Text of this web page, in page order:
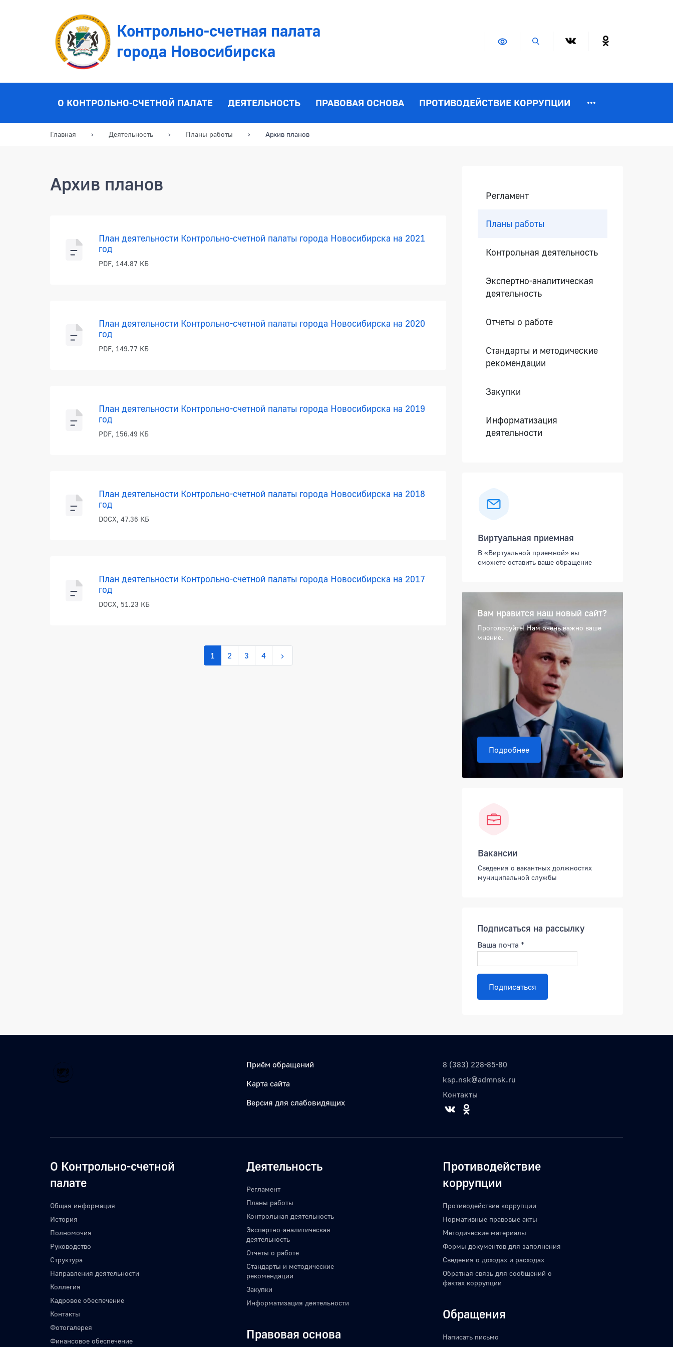
Контрольно-счетная палата
города Новосибирска
Версия для слабовидящих
Поиск по сайту
О КОНТРОЛЬНО-СЧЕТНОЙ ПАЛАТЕ ДЕЯТЕЛЬНОСТЬ ПРАВОВАЯ ОСНОВА ПРОТИВОДЕЙСТВИЕ КОРРУПЦИИ
Главная Деятельность Планы работы Архив планов
Архив планов
План деятельности Контрольно-счетной палаты города Новосибирска на 2021
год
PDF, 144.87 КБ
План деятельности Контрольно-счетной палаты города Новосибирска на 2020
год
PDF, 149.77 КБ
План деятельности Контрольно-счетной палаты города Новосибирска на 2019
год
PDF, 156.49 КБ
План деятельности Контрольно-счетной палаты города Новосибирска на 2018
год
DOCX, 47.36 КБ
План деятельности Контрольно-счетной палаты города Новосибирска на 2017
год
DOCX, 51.23 КБ
1 2 3 4
Регламент
Планы работы
Контрольная деятельность
Экспертно-аналитическая
деятельность
Отчеты о работе
Стандарты и методические
рекомендации
Закупки
Информатизация
деятельности
Виртуальная приемная
В «Виртуальной приемной» вы
сможете оставить ваше обращение
Вам нравится наш новый сайт?
Проголосуйте! Нам очень важно ваше
мнение.
Подробнее
Вакансии
Сведения о вакантных должностях
муниципальной службы
Подписаться на рассылку
Ваша почта *
Подписаться
Приём обращений
Карта сайта
Версия для слабовидящих
8 (383) 228-85-80
ksp.nsk@admnsk.ru
Контакты
О Контрольно-счетной
палате
Общая информация
История
Полномочия
Руководство
Структура
Направления деятельности
Коллегия
Кадровое обеспечение
Контакты
Фотогалерея
Финансовое обеспечение
Деятельность
Регламент
Планы работы
Контрольная деятельность
Экспертно-аналитическая
деятельность
Отчеты о работе
Стандарты и методические
рекомендации
Закупки
Информатизация деятельности
Правовая основа
Противодействие
коррупции
Противодействие коррупции
Нормативные правовые акты
Методические материалы
Формы документов для заполнения
Сведения о доходах и расходах
Обратная связь для сообщений о
фактах коррупции
Обращения
Написать письмо